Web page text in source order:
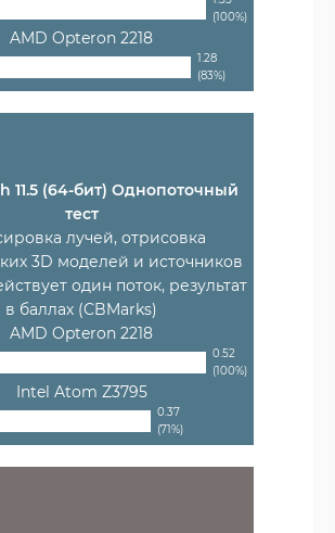
(100%)
AMD Opteron 2218
1.28
(83%)
11.5 (64-бит) Однопоточный
тест
лучей, отрисовка
3D моделей и источников
один поток, результат
в баллах (CBMarks)
AMD Opteron 2218
0.52
(100%)
Intel Atom Z3795
0.37
(71%)